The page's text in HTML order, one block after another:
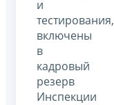
и
тестирования,
включены
в
кадровый
резерв
Инспекции